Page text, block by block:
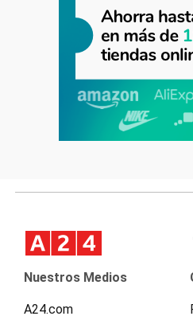
Nuestros Medios
A24.com